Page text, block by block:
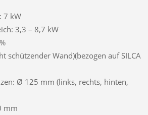
7 kW
3,3 – 8,7 kW
schützender Wand)(bezogen auf SILCA
Ø 125 mm (links, rechts, hinten,
mm